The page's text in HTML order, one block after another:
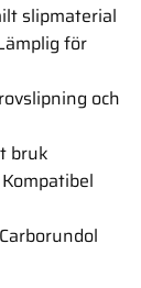
slipmaterial
för
och
bruk